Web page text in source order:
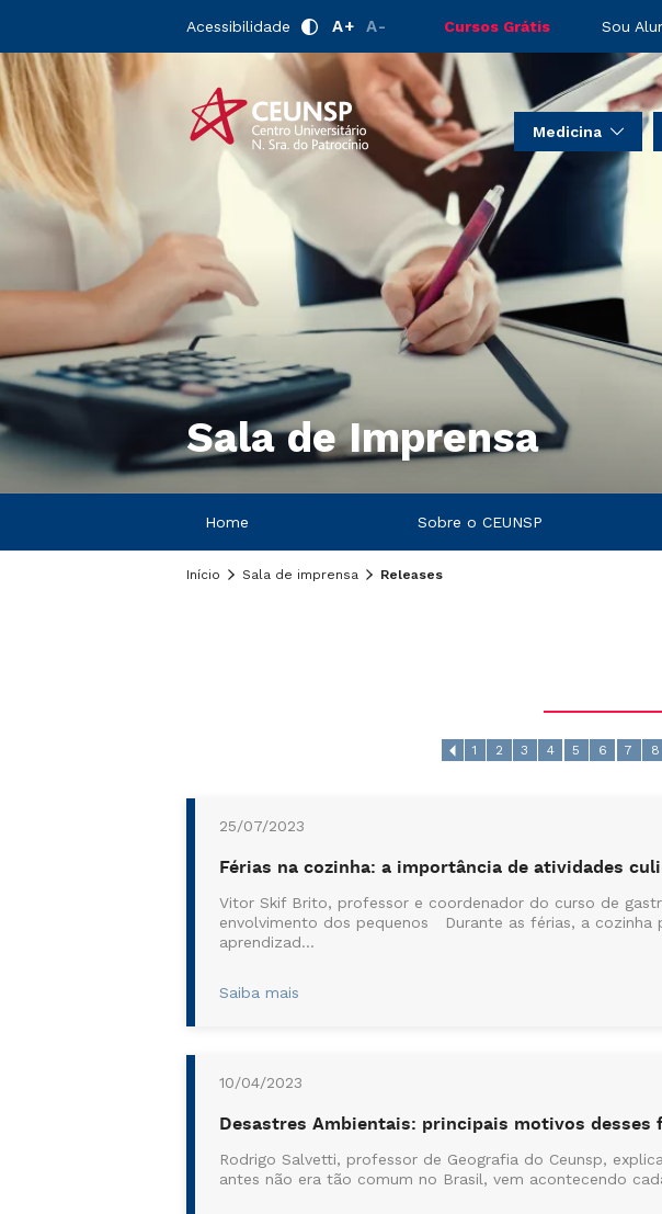
Acessibilidade A+ A- Cursos Grátis Sou
Medicina
Sala de Imprensa
Home Sobre o CEUNSP
Início Sala de imprensa Releases
1 2 3 4 5 6 7 8
25/07/2023
Férias na cozinha: a importância de atividades
Vitor Skif Brito, professor e coordenador do curso de
envolvimento dos pequenos Durante as férias, a cozinha
aprendizad...
Saiba mais
10/04/2023
Desastres Ambientais: principais motivos desses
Rodrigo Salvetti, professor de Geografia do Ceunsp,
antes não era tão comum no Brasil, vem acontecendo